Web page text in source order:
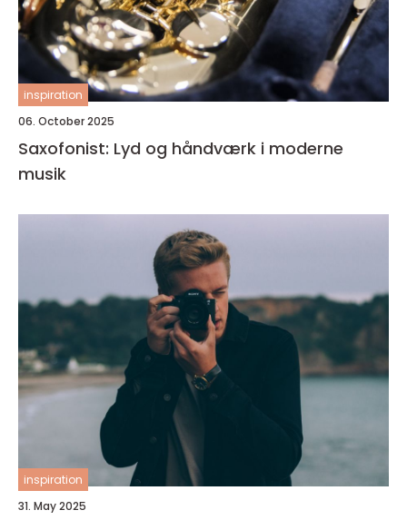
inspiration
06. October 2025
Saxofonist: Lyd og håndværk i moderne
musik
inspiration
31. May 2025